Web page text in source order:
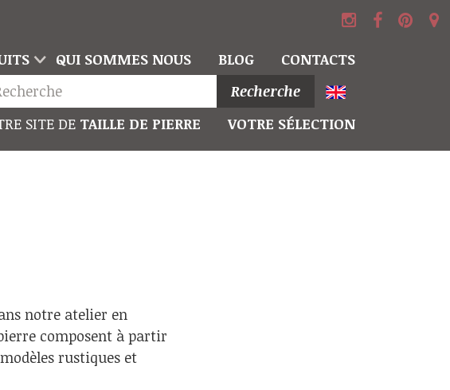
QUI SOMMES NOUS BLOG
CONTACTS
Recherche
SITE DE TAILLE DE PIERRE VOTRE SÉLECTION
notre atelier en
composent à partir
rustiques et